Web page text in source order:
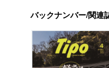
バックナンバー/関連